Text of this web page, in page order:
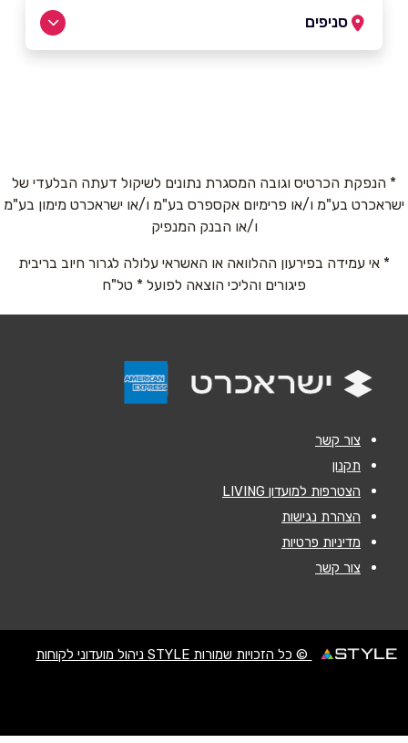
אנא חזרו אלי בקשר ל...
שליחה
סניפים
* הנפקת הכרטיס וגובה המסגרת נתונים לשיקול דעתה הבלעדי של
ישראכרט בע"מ ו/או פרימיום אקספרס בע"מ ו/או ישראכרט מימון בע"מ
ו/או הבנק המנפיק
* אי עמידה בפירעון ההלוואה או האשראי עלולה לגרור חיוב בריבית
פיגורים והליכי הוצאה לפועל * טל"ח
צור קשר
תקנון
הצטרפות למועדון LIVING
הצהרת נגישות
מדיניות פרטיות
צור קשר
© כל הזכויות שמורות STYLE ניהול מועדוני לקוחות